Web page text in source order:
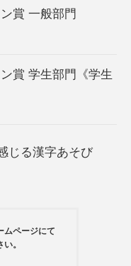
賞 一般部門
賞 学生部門《学生
じる漢字あそび
ムページにて
。